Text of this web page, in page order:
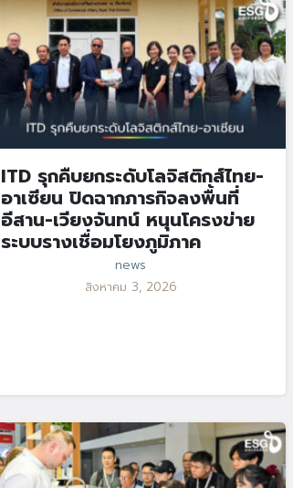
ITD รุกคืบยกระดับโลจิสติกส์ไทย-
อาเซียน ปิดฉากภารกิจลงพื้นที่
อีสาน-เวียงจันทน์ หนุนโครงข่าย
ระบบรางเชื่อมโยงภูมิภาค
news
สิงหาคม 3, 2026